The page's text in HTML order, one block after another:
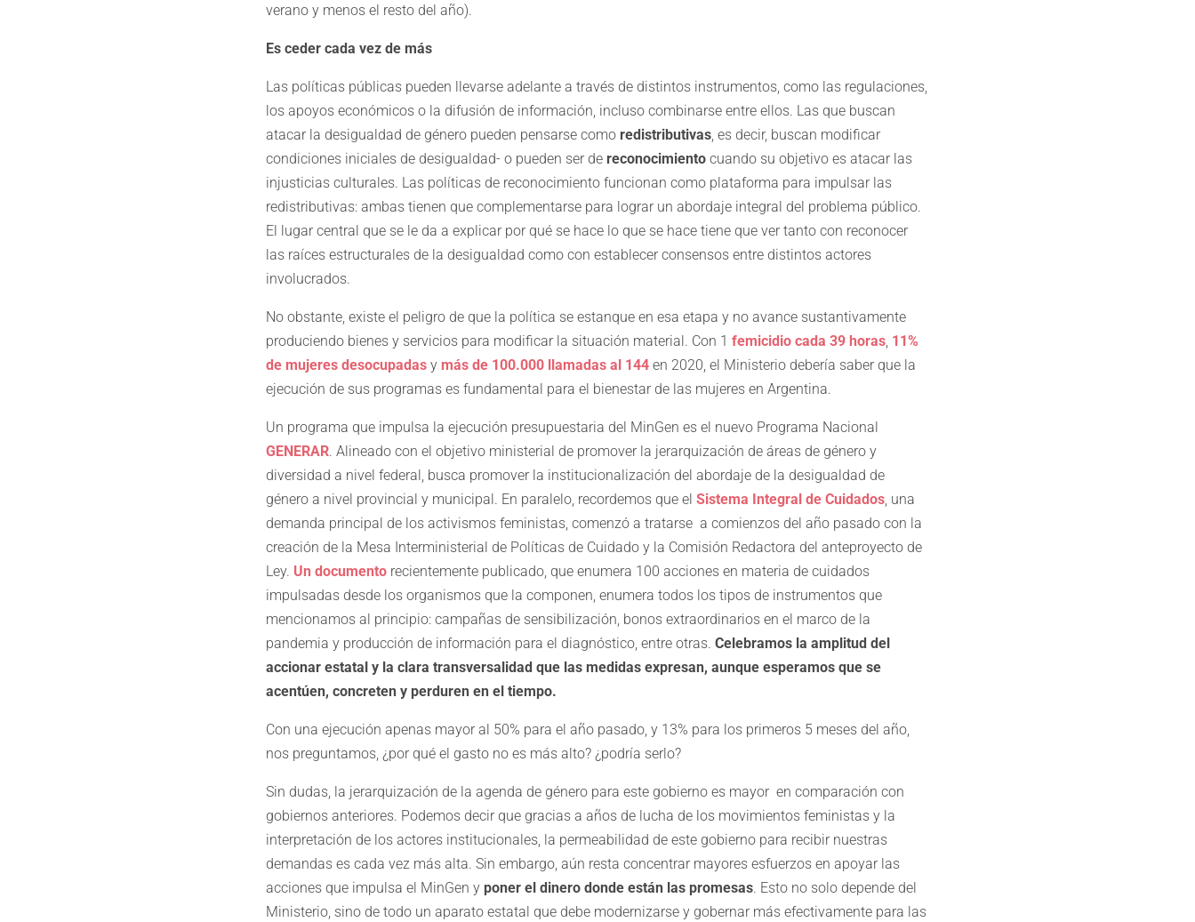
verano y menos el resto del año).
Es ceder cada vez de más
Las políticas públicas pueden llevarse adelante a través de distintos instrumentos, como las regulaciones,
los apoyos económicos o la difusión de información, incluso combinarse entre ellos. Las que buscan
atacar la desigualdad de género pueden pensarse como redistributivas, es decir, buscan modificar
condiciones iniciales de desigualdad- o pueden ser de reconocimientocuando su objetivo es atacar las
injusticias culturales. Las políticas de reconocimiento funcionan como plataforma para impulsar las
redistributivas: ambas tienen que complementarse para lograr un abordaje integral del problema público.
El lugar central que se le da a explicar por qué se hace lo que se hace tiene que ver tanto con reconocer
las raíces estructurales de la desigualdad como con establecer consensos entre distintos actores
involucrados.
No obstante, existe el peligro de que la política se estanque en esa etapa y no avance sustantivamente
produciendo bienes y servicios para modificar la situación material. Con 1 femicidio cada 39 horas, 11%
de mujeres desocupadasy más de 100.000 llamadas al 144en 2020, el Ministerio debería saber que la
ejecución de sus programas es fundamental para el bienestar de las mujeres en Argentina.
Un programa que impulsa la ejecución presupuestaria del MinGen es el nuevo Programa Nacional
GENERAR. Alineado con el objetivo ministerial de promover la jerarquización de áreas de género y
diversidad a nivel federal, busca promover la institucionalización del abordaje de la desigualdad de
género a nivel provincial y municipal. En paralelo, recordemos que el Sistema Integral de Cuidados, una
demanda principal de los activismos feministas, comenzó a tratarse a comienzos del año pasado con la
creación de la Mesa Interministerial de Políticas de Cuidado y la Comisión Redactora del anteproyecto de
Ley. Un documentorecientemente publicado, que enumera 100 acciones en materia de cuidados
impulsadas desde los organismos que la componen, enumera todos los tipos de instrumentos que
mencionamos al principio: campañas de sensibilización, bonos extraordinarios en el marco de la
pandemia y producción de información para el diagnóstico, entre otras. Celebramos la amplitud del
accionar estatal y la clara transversalidad que las medidas expresan, aunque esperamos que se
acentúen, concreten y perduren en el tiempo.
Con una ejecución apenas mayor al 50% para el año pasado, y 13% para los primeros 5 meses del año,
nos preguntamos, ¿por qué el gasto no es más alto? ¿podría serlo?
Sin dudas, la jerarquización de la agenda de género para este gobierno es mayor en comparación con
gobiernos anteriores. Podemos decir que gracias a años de lucha de los movimientos feministas y la
interpretación de los actores institucionales, la permeabilidad de este gobierno para recibir nuestras
demandas es cada vez más alta. Sin embargo, aún resta concentrar mayores esfuerzos en apoyar las
acciones que impulsa el MinGen y poner el dinero donde están las promesas. Esto no solo depende del
Ministerio, sino de todo un aparato estatal que debe modernizarse y gobernar más efectivamente para las